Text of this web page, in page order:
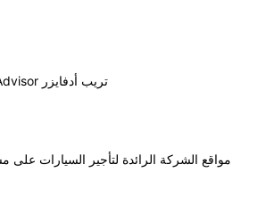
TripAdvisor تريب أدفايزر
مواقع الشركة الرائدة لتأجير السيارات على